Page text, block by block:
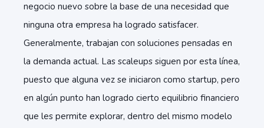
negocio nuevo sobre la base de una necesidad que
ninguna otra empresa ha logrado satisfacer.
Generalmente, trabajan con soluciones pensadas en
la demanda actual. Las scaleups siguen por esta línea,
puesto que alguna vez se iniciaron como startup, pero
en algún punto han logrado cierto equilibrio financiero
que les permite explorar, dentro del mismo modelo